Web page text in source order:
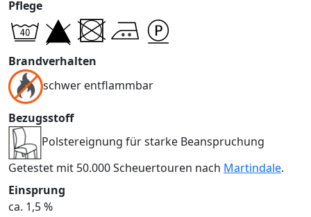
Pflege
Brandverhalten
schwer entflammbar
Bezugsstoff
Polstereignung für starke Beanspruchung
Getestet mit 50.000 Scheuertouren nach Martindale.
Einsprung
ca. 1,5 %